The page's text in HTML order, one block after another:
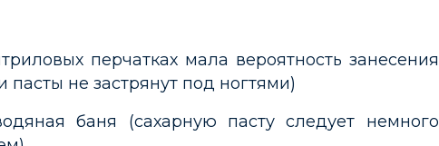
перчатках мала вероятность занесения
не застрянут под ногтями)
баня (сахарную пасту следует немного